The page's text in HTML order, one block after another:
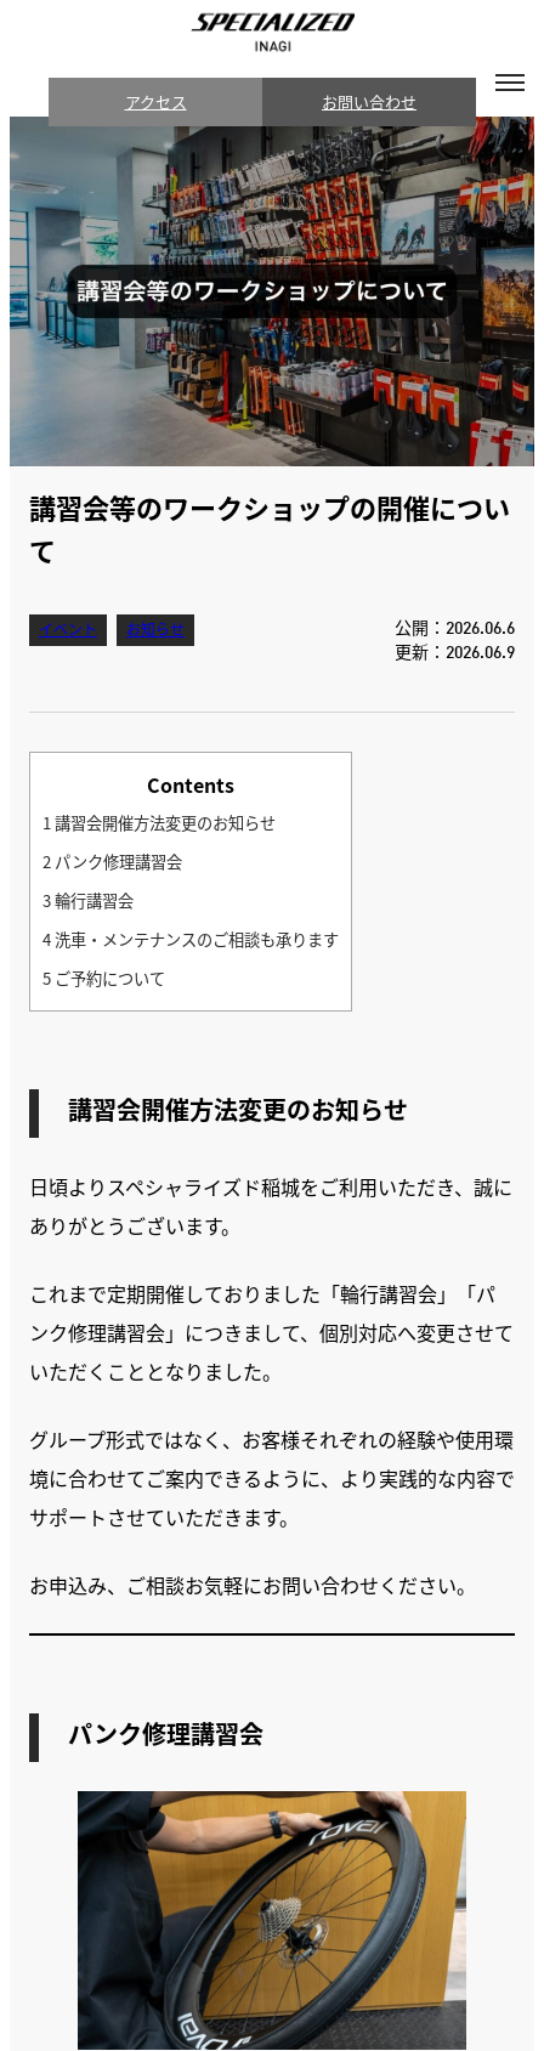
アクセス お問い合わせ
講習会等のワークショップの開催につい
て
イベント お知らせ
公開：2026.06.6
更新：2026.06.9
Contents
1講習会開催方法変更のお知らせ
2 パンク修理講習会
3輪行講習会
4 洗車・メンテナンスのご相談も承ります
5 ご予約について
講習会開催方法変更のお知らせ
日頃よりスペシャライズド稲城をご利用いただき、誠に
ありがとうございます。
これまで定期開催しておりました「輪行講習会」「パ
ンク修理講習会」につきまして、個別対応へ変更させて
いただくこととなりました。
グループ形式ではなく、お客様それぞれの経験や使用環
境に合わせてご案内できるように、より実践的な内容で
サポートさせていただきます。
お申込み、ご相談お気軽にお問い合わせください。
パンク修理講習会